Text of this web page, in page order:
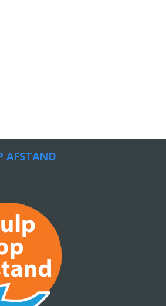
AFSTAND